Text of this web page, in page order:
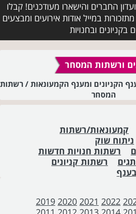
החברים והישארו מעודכנים! קבלו
במייל אודות אירועים ומבצעים
בקניונים ובחנויות
ורשתות המסחר
הקניונים ומענף הקמעונאות / רשתות
המסחר
קמעונאות/רשתות
ניתוח שוק
רשתות חנויות חדשות
רשתות קניונים
2022
2021
2020
2019